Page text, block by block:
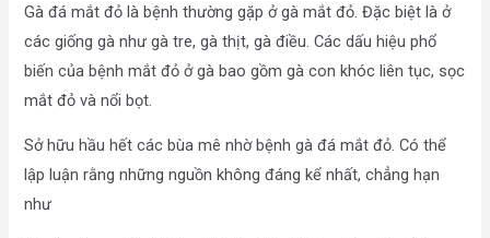
Gà đá mắt đỏ là bệnh thường gặp ở gà mắt đỏ. Đặc biệt là ở
các giống gà như gà tre, gà thịt, gà điều. Các dấu hiệu phổ
biến của bệnh mắt đỏ ở gà bao gồm gà con khóc liên tục, sọc
mắt đỏ và nổi bọt.
Sở hữu hầu hết các bùa mê nhờ bệnh gà đá mắt đỏ. Có thể
lập luận rằng những nguồn không đáng kể nhất, chẳng hạn
như